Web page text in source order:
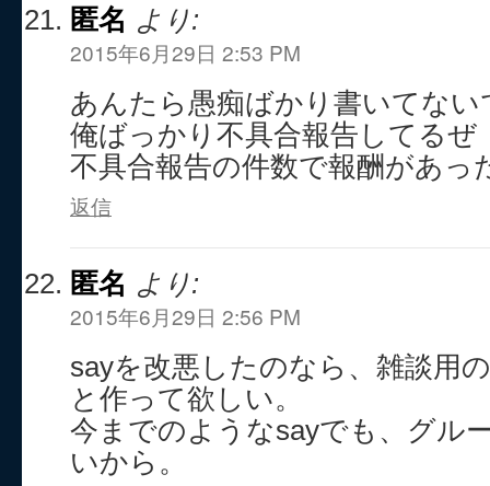
匿名 より:
2015年6月29日 2:53 PM
あんたら愚痴ばかり書いてない
俺ばっかり不具合報告してるぜ
不具合報告の件数で報酬があっ
返信
匿名 より:
2015年6月29日 2:56 PM
sayを改悪したのなら、雑談用
と作って欲しい。
今までのようなsayでも、グル
いから。